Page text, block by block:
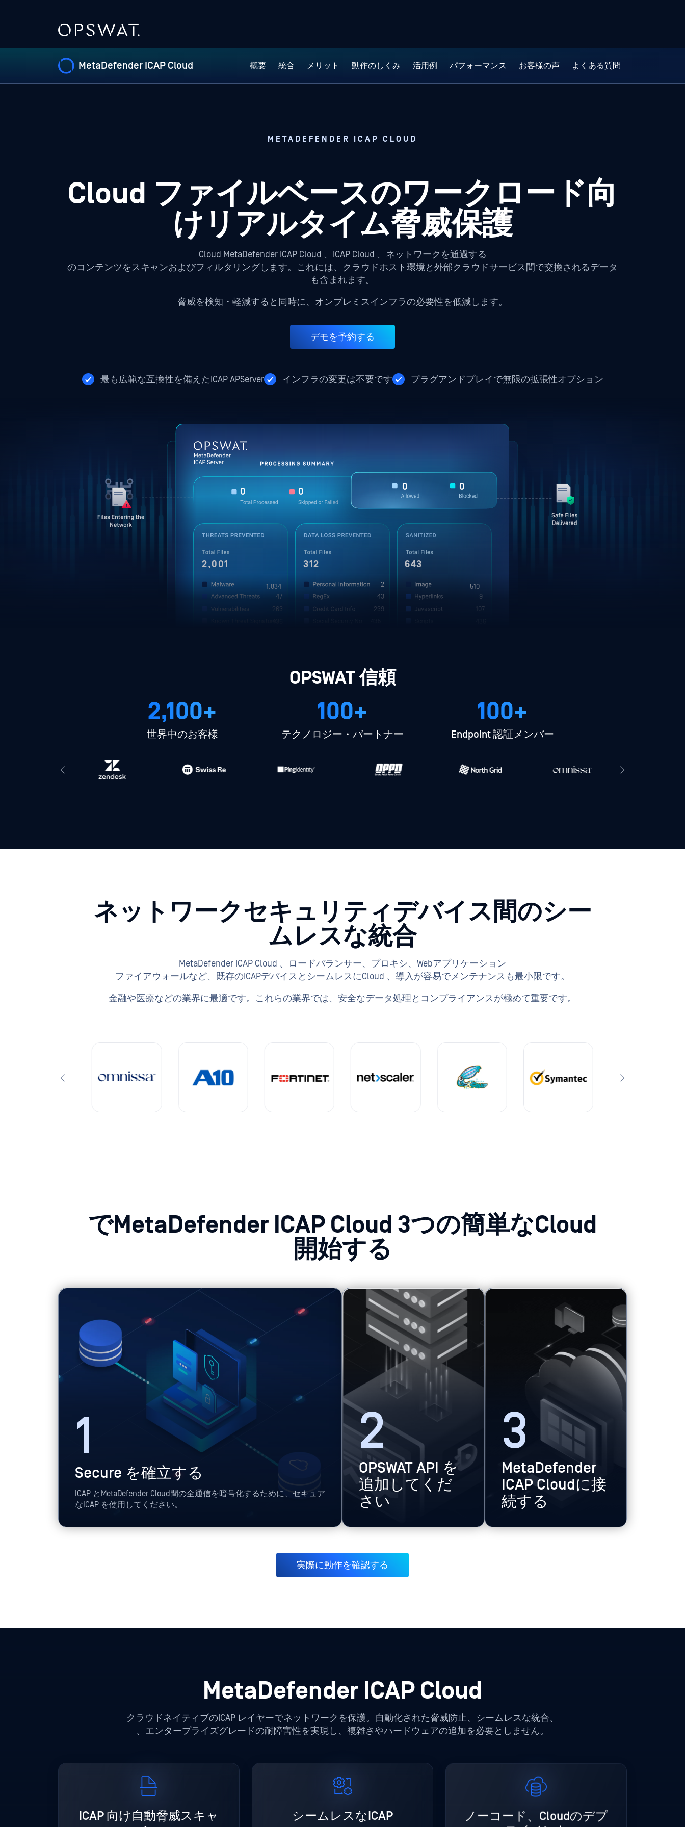
MetaDefender ICAP Cloud 概要 統合 メリット 動作のしくみ 活用例 パフォーマンス お客様の声 よくある質問
METADEFENDER ICAP CLOUD
Cloud ファイルベースのワークロード向
けリアルタイム脅威保護
Cloud MetaDefender ICAP Cloud 、ICAP Cloud 、ネットワークを通過する
のコンテンツをスキャンおよびフィルタリングします。これには、クラウドホスト環境と外部クラウドサービス間で交換されるデータ
も含まれます。
脅威を検知・軽減すると同時に、オンプレミスインフラの必要性を低減します。
デモを予約する
最も広範な互換性を備えたICAP APServer インフラの変更は不要です プラグアンドプレイで無限の拡張性オプション
134,785 5
2,001
1,834
47
263
344
2
47
263
1,578
1,251
23
263
124,600 2,223
OPSWAT 信頼
2,100+
世界中のお客様
100+
テクノロジー・パートナー
100+
Endpoint 認証メンバー
ネットワークセキュリティデバイス間のシー
ムレスな統合
MetaDefender ICAP Cloud 、ロードバランサー、プロキシ、Webアプリケーション
ファイアウォールなど、既存のICAPデバイスとシームレスにCloud 、導入が容易でメンテナンスも最小限です。
金融や医療などの業界に最適です。これらの業界では、安全なデータ処理とコンプライアンスが極めて重要です。
でMetaDefender ICAP Cloud 3つの簡単なCloud
開始する
1
Secure を確立する
ICAP とMetaDefender Cloud間の全通信を暗号化するために、セキュア
なICAP を使用してください。
2
OPSWAT API を
追加してくだ
さい
3
MetaDefender
ICAP Cloudに接
続する
実際に動作を確認する
MetaDefender ICAP Cloud
クラウドネイティブのICAP レイヤーでネットワークを保護。自動化された脅威防止、シームレスな統合、
、エンタープライズグレードの耐障害性を実現し、複雑さやハードウェアの追加を必要としません。
ICAP 向け自動脅威スキャ
シームレスなICAP
ノーコード、Cloudのデプ